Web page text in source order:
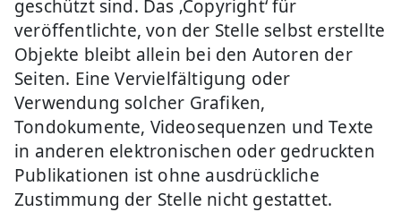
geschützt sind. Das ‚Copyright‘ für
veröffentlichte, von der Stelle selbst erstellte
Objekte bleibt allein bei den Autoren der
Seiten. Eine Vervielfältigung oder
Verwendung solcher Grafiken,
Tondokumente, Videosequenzen und Texte
in anderen elektronischen oder gedruckten
Publikationen ist ohne ausdrückliche
Zustimmung der Stelle nicht gestattet.